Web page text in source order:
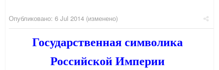
Опубликовано: 6 Jul 2014 (изменено)
Государственная символика
Российской Империи